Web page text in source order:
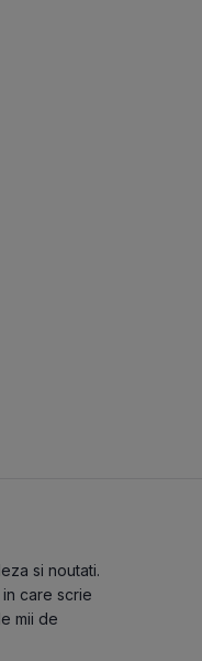
si noutati.
care scrie
mii de